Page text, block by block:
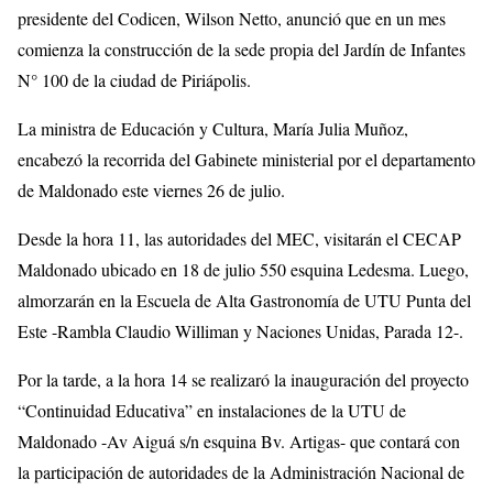
presidente del Codicen, Wilson Netto, anunció que en un mes
comienza la construcción de la sede propia del Jardín de Infantes
N° 100 de la ciudad de Piriápolis.
La ministra de Educación y Cultura, María Julia Muñoz,
encabezó la recorrida del Gabinete ministerial por el departamento
de Maldonado este viernes 26 de julio.
Desde la hora 11, las autoridades del MEC, visitarán el CECAP
Maldonado ubicado en 18 de julio 550 esquina Ledesma. Luego,
almorzarán en la Escuela de Alta Gastronomía de UTU Punta del
Este -Rambla Claudio Williman y Naciones Unidas, Parada 12-.
Por la tarde, a la hora 14 se realizaró la inauguración del proyecto
“Continuidad Educativa” en instalaciones de la UTU de
Maldonado -Av Aiguá s/n esquina Bv. Artigas- que contará con
la participación de autoridades de la Administración Nacional de